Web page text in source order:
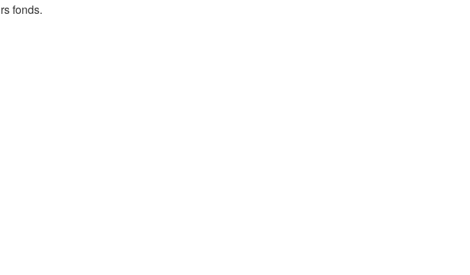
fonds.